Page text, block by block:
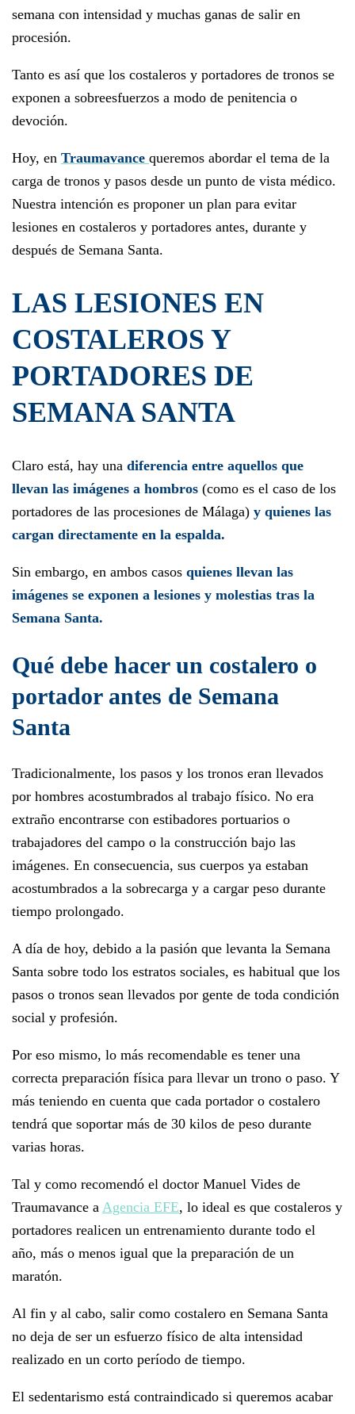
semana con intensidad y muchas ganas de salir en
procesión.
Tanto es así que los costaleros y portadores de tronos se
exponen a sobreesfuerzos a modo de penitencia o
devoción.
Hoy, en Traumavance queremos abordar el tema de la
carga de tronos y pasos desde un punto de vista médico.
Nuestra intención es proponer un plan para evitar
lesiones en costaleros y portadores antes, durante y
después de Semana Santa.
LAS LESIONES EN
COSTALEROS Y
PORTADORES DE
SEMANA SANTA
Claro está, hay una diferencia entre aquellos que
llevan las imágenes a hombros (como es el caso de los
portadores de las procesiones de Málaga) y quienes las
cargan directamente en la espalda.
Sin embargo, en ambos casos quienes llevan las
imágenes se exponen a lesiones y molestias tras la
Semana Santa.
Qué debe hacer un costalero o
portador antes de Semana
Santa
Tradicionalmente, los pasos y los tronos eran llevados
por hombres acostumbrados al trabajo físico. No era
extraño encontrarse con estibadores portuarios o
trabajadores del campo o la construcción bajo las
imágenes. En consecuencia, sus cuerpos ya estaban
acostumbrados a la sobrecarga y a cargar peso durante
tiempo prolongado.
A día de hoy, debido a la pasión que levanta la Semana
Santa sobre todo los estratos sociales, es habitual que los
pasos o tronos sean llevados por gente de toda condición
social y profesión.
Por eso mismo, lo más recomendable es tener una
correcta preparación física para llevar un trono o paso. Y
más teniendo en cuenta que cada portador o costalero
tendrá que soportar más de 30 kilos de peso durante
varias horas.
Tal y como recomendó el doctor Manuel Vides de
Traumavance a Agencia EFE, lo ideal es que costaleros y
portadores realicen un entrenamiento durante todo el
año, más o menos igual que la preparación de un
maratón.
Al fin y al cabo, salir como costalero en Semana Santa
no deja de ser un esfuerzo físico de alta intensidad
realizado en un corto período de tiempo.
El sedentarismo está contraindicado si queremos acabar